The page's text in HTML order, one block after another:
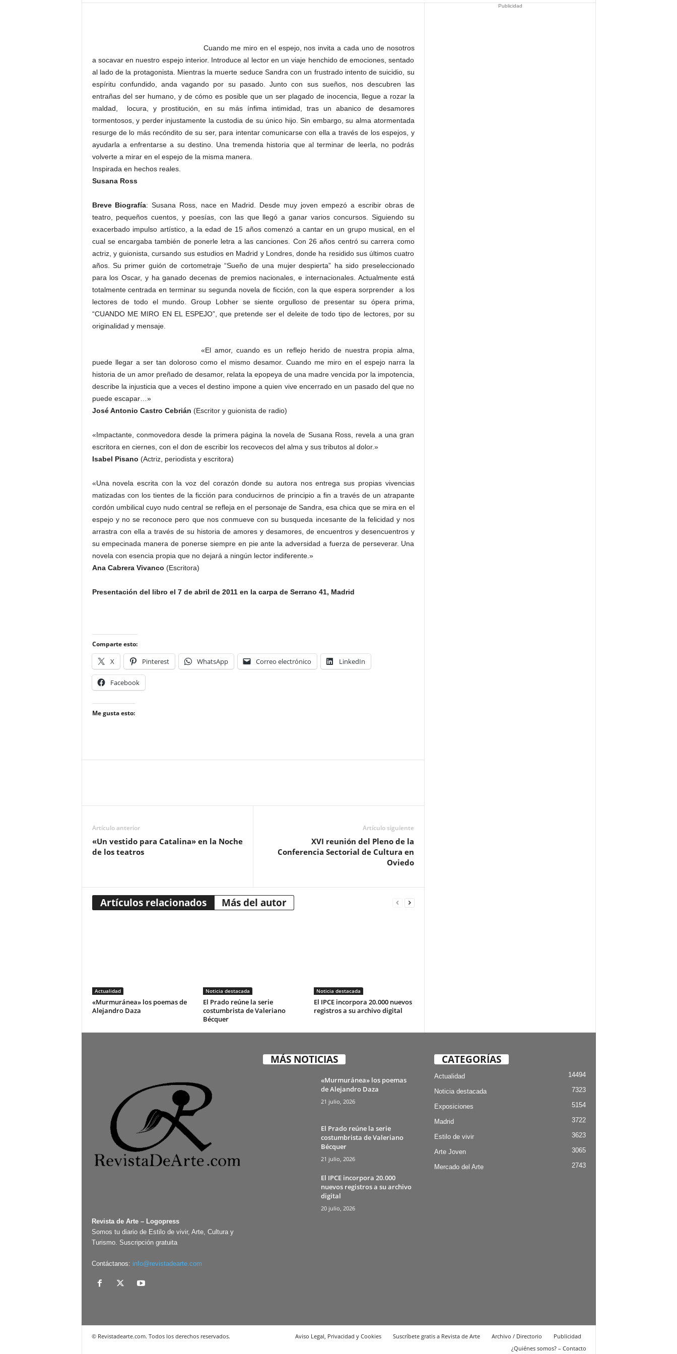
Cuando me miro en el espejo, nos invita a cada uno de nosotros
a socavar en nuestro espejo interior. Introduce al lector en un viaje henchido de emociones, sentado
al lado de la protagonista. Mientras la muerte seduce Sandra con un frustrado intento de suicidio, su
espíritu confundido, anda vagando por su pasado. Junto con sus sueños, nos descubren las
entrañas del ser humano, y de cómo es posible que un ser plagado de inocencia, llegue a rozar la
maldad, locura, y prostitución, en su más ínfima intimidad, tras un abanico de desamores
tormentosos, y perder injustamente la custodia de su único hijo. Sin embargo, su alma atormentada
resurge de lo más recóndito de su ser, para intentar comunicarse con ella a través de los espejos, y
ayudarla a enfrentarse a su destino. Una tremenda historia que al terminar de leerla, no podrás
volverte a mirar en el espejo de la misma manera.
Inspirada en hechos reales.
Susana Ross
Breve Biografía: Susana Ross, nace en Madrid. Desde muy joven empezó a escribir obras de
teatro, pequeños cuentos, y poesías, con las que llegó a ganar varios concursos. Siguiendo su
exacerbado impulso artístico, a la edad de 15 años comenzó a cantar en un grupo musical, en el
cual se encargaba también de ponerle letra a las canciones. Con 26 años centró su carrera como
actriz, y guionista, cursando sus estudios en Madrid y Londres, donde ha residido sus últimos cuatro
años. Su primer guión de cortometraje “Sueño de una mujer despierta” ha sido preseleccionado
para los Oscar, y ha ganado decenas de premios nacionales, e internacionales. Actualmente está
totalmente centrada en terminar su segunda novela de ficción, con la que espera sorprender a los
lectores de todo el mundo. Group Lobher se siente orgulloso de presentar su ópera prima,
“CUANDO ME MIRO EN EL ESPEJO”, que pretende ser el deleite de todo tipo de lectores, por su
originalidad y mensaje.
«El amor, cuando es un reflejo herido de nuestra propia alma,
puede llegar a ser tan doloroso como el mismo desamor. Cuando me miro en el espejo narra la
historia de un amor preñado de desamor, relata la epopeya de una madre vencida por la impotencia,
describe la injusticia que a veces el destino impone a quien vive encerrado en un pasado del que no
puede escapar…»
José Antonio Castro Cebrián (Escritor y guionista de radio)
«Impactante, conmovedora desde la primera página la novela de Susana Ross, revela a una gran
escritora en ciernes, con el don de escribir los recovecos del alma y sus tributos al dolor.»
Isabel Pisano (Actriz, periodista y escritora)
«Una novela escrita con la voz del corazón donde su autora nos entrega sus propias vivencias
matizadas con los tientes de la ficción para conducirnos de principio a fin a través de un atrapante
cordón umbilical cuyo nudo central se refleja en el personaje de Sandra, esa chica que se mira en el
espejo y no se reconoce pero que nos conmueve con su busqueda incesante de la felicidad y nos
arrastra con ella a través de su historia de amores y desamores, de encuentros y desencuentros y
su empecinada manera de ponerse siempre en pie ante la adversidad a fuerza de perseverar. Una
novela con esencia propia que no dejará a ningún lector indiferente.»
Ana Cabrera Vivanco (Escritora)
Presentación del libro el 7 de abril de 2011 en la carpa de Serrano 41, Madrid
Comparte esto:
X Pinterest WhatsApp Correo electrónico LinkedIn
Facebook
Me gusta esto:
Artículo anterior
«Un vestido para Catalina» en la Noche
de los teatros
Artículo siguiente
XVI reunión del Pleno de la
Conferencia Sectorial de Cultura en
Oviedo
Artículos relacionados Más del autor
Actualidad
«Murmuránea» los poemas de
Alejandro Daza
Noticia destacada
El Prado reúne la serie
costumbrista de Valeriano
Bécquer
Noticia destacada
El IPCE incorpora 20.000 nuevos
registros a su archivo digital
Publicidad
Revista de Arte – Logopress
Somos tu diario de Estilo de vivir, Arte, Cultura y
Turismo. Suscripción gratuita
Contáctanos: info@revistadearte.com
MÁS NOTICIAS
«Murmuránea» los poemas
de Alejandro Daza
21 julio, 2026
El Prado reúne la serie
costumbrista de Valeriano
Bécquer
21 julio, 2026
El IPCE incorpora 20.000
nuevos registros a su archivo
digital
20 julio, 2026
CATEGORÍAS
Actualidad 14494
Noticia destacada 7323
Exposiciones 5154
Madrid 3722
Estilo de vivir 3623
Arte Joven 3065
Mercado del Arte 2743
Aviso Legal, Privacidad y Cookies Suscríbete gratis a Revista de Arte Archivo / Directorio
Publicidad
¿Quiénes somos? – Contacto
© Revistadearte.com. Todos los derechos reservados.